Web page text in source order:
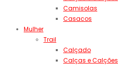
Camisolas
Casacos
Mulher
Trail
Calçado
Calças e Calções